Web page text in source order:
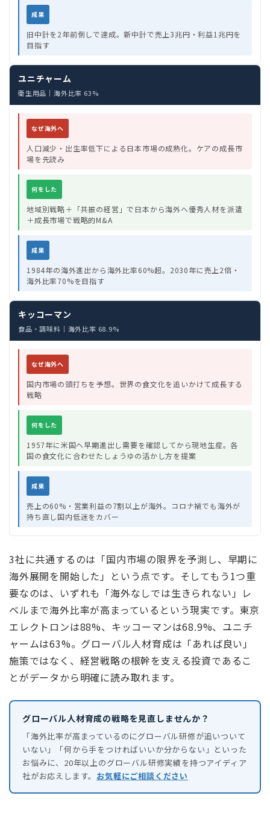
成果
旧中計を2年前倒しで達成。新中計で売上3兆円・利益1兆円を
目指す
ユニチャーム
衛生用品｜海外比率 63%
なぜ海外へ
人口減少・出生率低下による日本市場の成熟化。ケアの成長市
場を先読み
何をした
地域別戦略＋「共振の経営」で日本から海外へ優秀人材を派遣
＋成長市場で戦略的M&A
成果
1984年の海外進出から海外比率60%超。2030年に売上2倍・
海外比率70%を目指す
キッコーマン
食品・調味料｜海外比率 68.9%
なぜ海外へ
国内市場の頭打ちを予想。世界の食文化を追いかけて成長する
戦略
何をした
1957年に米国へ早期進出し需要を確認してから現地生産。各
国の食文化に合わせたしょうゆの活かし方を提案
成果
売上の60%・営業利益の7割以上が海外。コロナ禍でも海外が
持ち直し国内低迷をカバー
3社に共通するのは「国内市場の限界を予測し、早期に
海外展開を開始した」という点です。そしてもう1つ重
要なのは、いずれも「海外なしでは生きられない」レ
ベルまで海外比率が高まっているという現実です。東京
エレクトロンは88%、キッコーマンは68.9%、ユニチ
ャームは63%。グローバル人材育成は「あれば良い」
施策ではなく、経営戦略の根幹を支える投資であるこ
とがデータから明確に読み取れます。
グローバル人材育成の戦略を見直しませんか？
「海外比率が高まっているのにグローバル研修が追いついて
いない」「何から手をつければいいか分からない」といった
お悩みに、20年以上のグローバル研修実績を持つアイディア
社がお応えします。 お気軽にご相談ください